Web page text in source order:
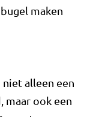
maken
alleen een
maar ook een